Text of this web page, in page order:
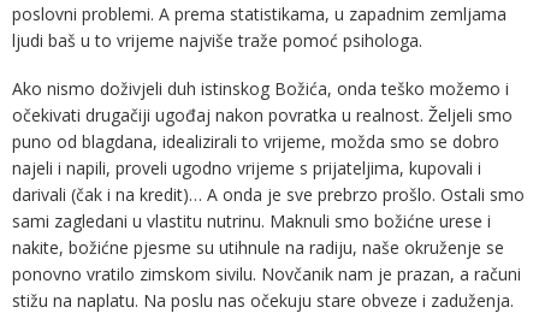
poslovni problemi. A prema statistikama, u zapadnim zemljama
ljudi baš u to vrijeme najviše traže pomoć psihologa.
Ako nismo doživjeli duh istinskog Božića, onda teško možemo i
očekivati drugačiji ugođaj nakon povratka u realnost. Željeli smo
puno od blagdana, idealizirali to vrijeme, možda smo se dobro
najeli i napili, proveli ugodno vrijeme s prijateljima, kupovali i
darivali (čak i na kredit)… A onda je sve prebrzo prošlo. Ostali smo
sami zagledani u vlastitu nutrinu. Maknuli smo božićne urese i
nakite, božićne pjesme su utihnule na radiju, naše okruženje se
ponovno vratilo zimskom sivilu. Novčanik nam je prazan, a računi
stižu na naplatu. Na poslu nas očekuju stare obveze i zaduženja.